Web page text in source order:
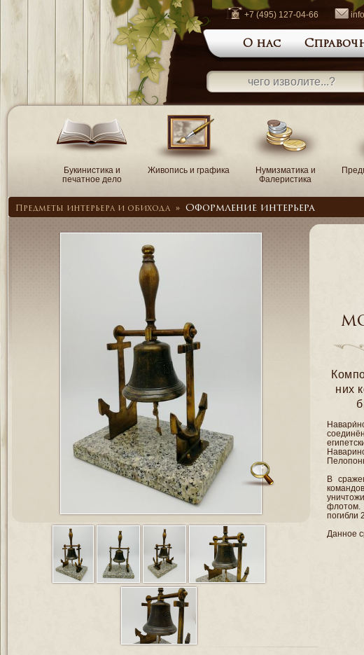
+7 (495) 127-04-66
О нас
Букинистика и
печатное дело
Живопись и графика
Нумизматика и
Фалеристика
Предметы интерьера и обихода » Оформление интерьера
них
В
флотом.
погибли
Данное